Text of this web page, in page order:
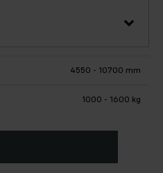
4550 - 10700 mm
1000 - 1600 kg